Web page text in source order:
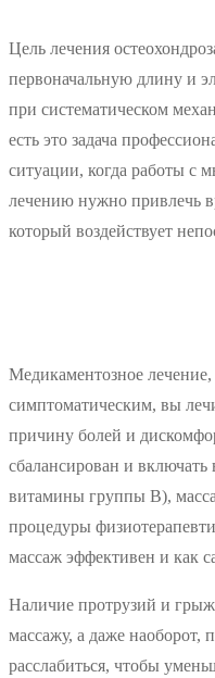
Цель лечения
первоначальную длину и
при систематическом
есть это задача
ситуации, когда работы с
лечению нужно привлечь
который воздействует
Медикаментозное лечение,
симптоматическим, вы
причину болей и
сбалансирован и
витамины группы В),
процедуры
массаж эффективен и как
Наличие протрузий и грыж
массажу, а даже
расслабиться, чтобы